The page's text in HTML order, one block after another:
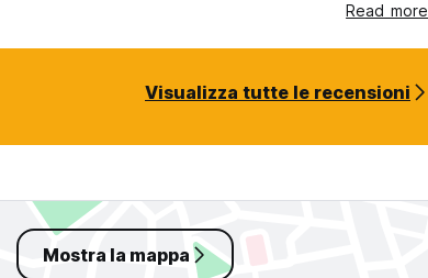
Read more
Visualizza tutte le recensioni
Mostra la mappa